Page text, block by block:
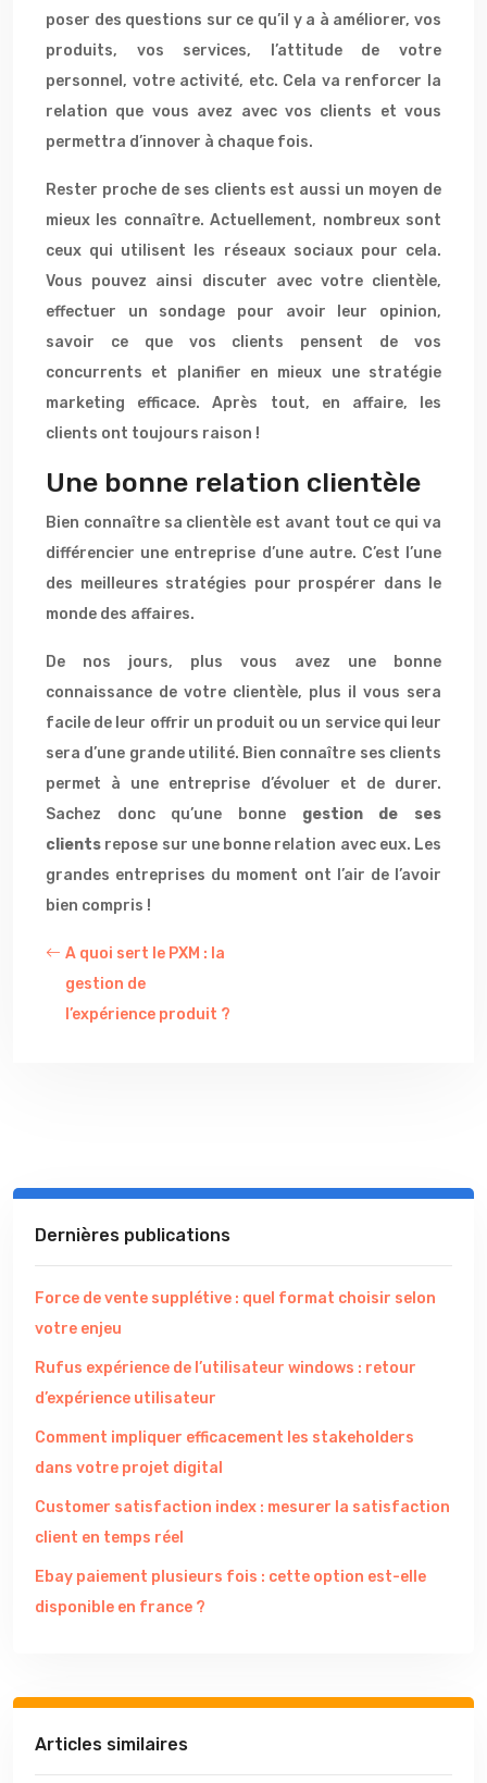
poser des questions sur ce qu’il y a à améliorer, vos
produits, vos services, l’attitude de votre
personnel, votre activité, etc. Cela va renforcer la
relation que vous avez avec vos clients et vous
permettra d’innover à chaque fois.
Rester proche de ses clients est aussi un moyen de
mieux les connaître. Actuellement, nombreux sont
ceux qui utilisent les réseaux sociaux pour cela.
Vous pouvez ainsi discuter avec votre clientèle,
effectuer un sondage pour avoir leur opinion,
savoir ce que vos clients pensent de vos
concurrents et planifier en mieux une stratégie
marketing efficace. Après tout, en affaire, les
clients ont toujours raison !
Une bonne relation clientèle
Bien connaître sa clientèle est avant tout ce qui va
différencier une entreprise d’une autre. C’est l’une
des meilleures stratégies pour prospérer dans le
monde des affaires.
De nos jours, plus vous avez une bonne
connaissance de votre clientèle, plus il vous sera
facile de leur offrir un produit ou un service qui leur
sera d’une grande utilité. Bien connaître ses clients
permet à une entreprise d’évoluer et de durer.
Sachez donc qu’une bonne gestion de ses
clients repose sur une bonne relation avec eux. Les
grandes entreprises du moment ont l’air de l’avoir
bien compris !
A quoi sert le PXM : la
gestion de
l’expérience produit ?
Dernières publications
Force de vente supplétive : quel format choisir selon
votre enjeu
Rufus expérience de l’utilisateur windows : retour
d’expérience utilisateur
Comment impliquer efficacement les stakeholders
dans votre projet digital
Customer satisfaction index : mesurer la satisfaction
client en temps réel
Ebay paiement plusieurs fois : cette option est-elle
disponible en france ?
Articles similaires